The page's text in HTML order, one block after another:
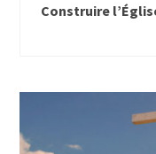
Construire